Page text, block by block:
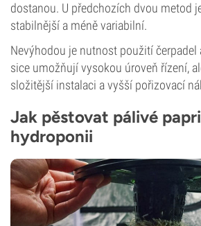
dostanou. U předchozích dvou metod
stabilnější a méně variabilní.
Nevýhodou je nutnost použití čerpadel
sice umožňují vysokou úroveň řízení,
složitější instalaci a vyšší pořizovací
Jak pěstovat pálivé
hydroponii